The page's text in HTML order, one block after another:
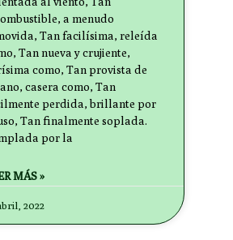
a menudo
Tan facilísima, releída
Tan nueva y crujiente,
como, Tan provista de
casera como, Tan
perdida, brillante por
Tan finalmente soplada.
por la
MÁS »
2022